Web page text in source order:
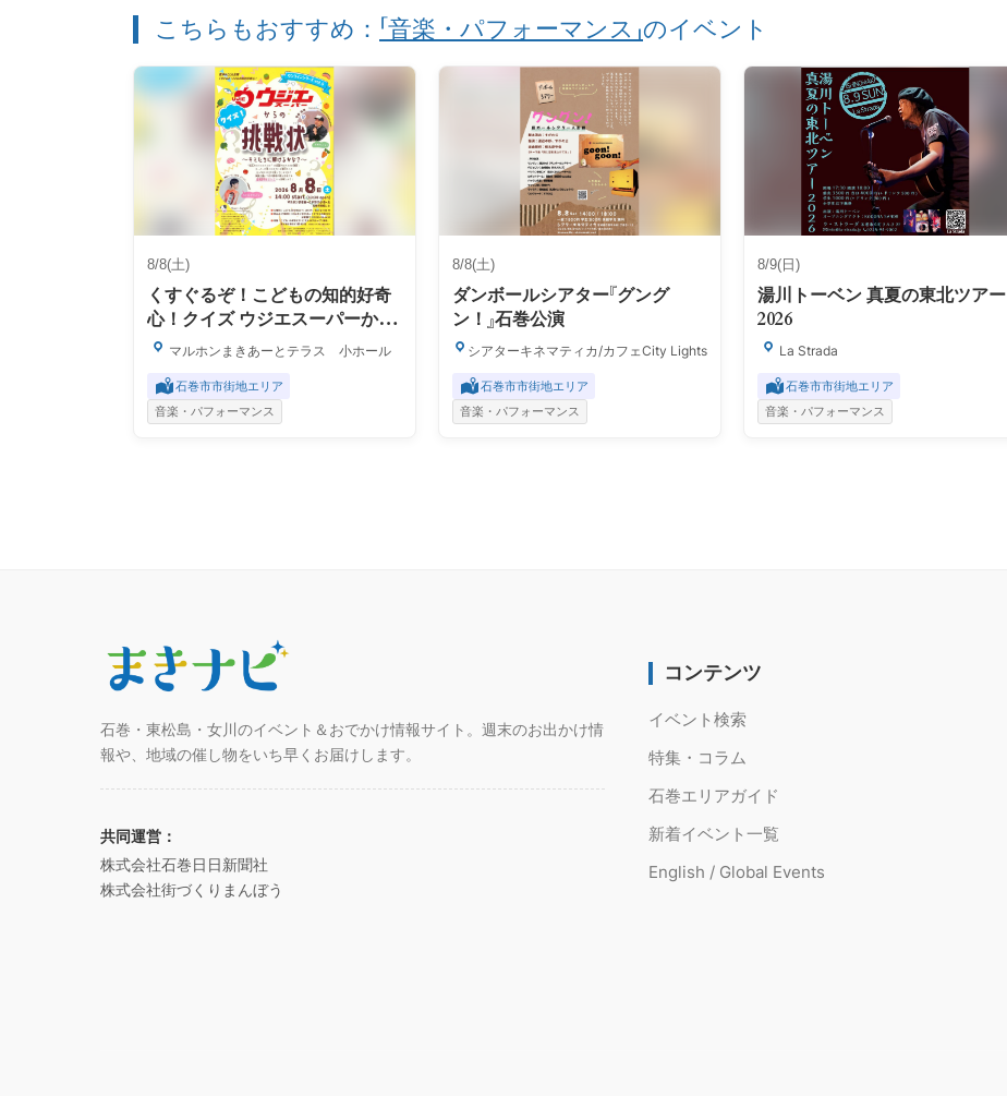
こちらもおすすめ： 「音楽・パフォーマンス」のイベント
8/8(土)
くすぐるぞ！こどもの知的好奇
心！クイズ ウジエスーパーから
の挑戦状～キミたちに解けるか
マルホンまきあーとテラス 小ホール
石巻市市街地エリア
音楽・パフォーマンス
8/8(土)
ダンボールシアター『グング
ン！』石巻公演
シアターキネマティカ/カフェCity Lights
石巻市市街地エリア
音楽・パフォーマンス
8/9(日)
湯川トーベン 真夏の東北ツアー
2026
La Strada
石巻市市街地エリア
音楽・パフォーマンス
石巻・東松島・女川のイベント＆おでかけ情報サイト。週末のお出かけ情
報や、地域の催し物をいち早くお届けします。
共同運営：
株式会社石巻日日新聞社
株式会社街づくりまんぼう
コンテンツ
イベント検索
特集・コラム
石巻エリアガイド
新着イベント一覧
English / Global Events